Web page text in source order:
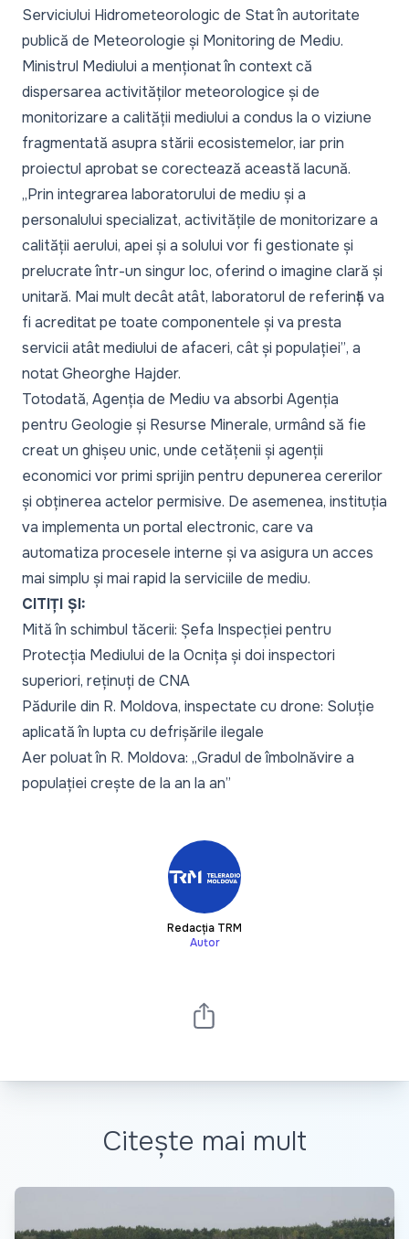
Serviciului Hidrometeorologic de Stat în autoritate
publică de Meteorologie și Monitoring de Mediu.
Ministrul Mediului a menționat în context că
dispersarea activităților meteorologice și de
monitorizare a calității mediului a condus la o viziune
fragmentată asupra stării ecosistemelor, iar prin
proiectul aprobat se corectează această lacună.
„Prin integrarea laboratorului de mediu și a
personalului specializat, activitățile de monitorizare a
calității aerului, apei și a solului vor fi gestionate și
prelucrate într-un singur loc, oferind o imagine clară și
unitară. Mai mult decât atât, laboratorul de referință va
fi acreditat pe toate componentele și va presta
servicii atât mediului de afaceri, cât și populației”, a
notat Gheorghe Hajder.
Totodată, Agenția de Mediu va absorbi Agenția
pentru Geologie și Resurse Minerale, urmând să fie
creat un ghișeu unic, unde cetățenii și agenții
economici vor primi sprijin pentru depunerea cererilor
și obținerea actelor permisive. De asemenea, instituția
va implementa un portal electronic, care va
automatiza procesele interne și va asigura un acces
mai simplu și mai rapid la serviciile de mediu.
CITIȚI ȘI:
Mită în schimbul tăcerii: Șefa Inspecției pentru
Protecția Mediului de la Ocnița și doi inspectori
superiori, reținuți de CNA
Pădurile din R. Moldova, inspectate cu drone: Soluție
aplicată în lupta cu defrișările ilegale
Aer poluat în R. Moldova: „Gradul de îmbolnăvire a
populației crește de la an la an”
Redacția TRM
Autor
Citește mai mult